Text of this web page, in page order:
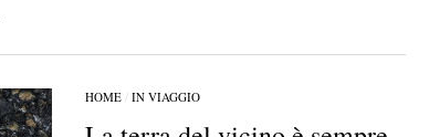
HOME/ IN VIAGGIO